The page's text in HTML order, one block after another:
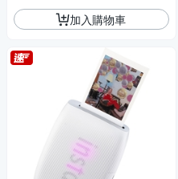
加入購物車